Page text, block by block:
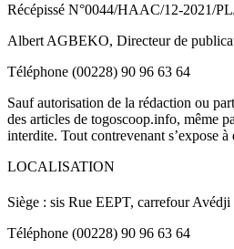
Récépissé N°0044/HAAC/12-2021/
Albert AGBEKO, Directeur de
Téléphone (00228) 90 96 63 64
Sauf autorisation de la rédaction ou
des articles de togoscoop.info, même
interdite. Tout contrevenant s’expose à
LOCALISATION
Siège : sis Rue EEPT, carrefour Avédji
Téléphone (00228) 90 96 63 64